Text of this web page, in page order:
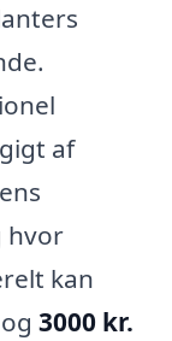
af
hvor
kan
og 3000 kr.